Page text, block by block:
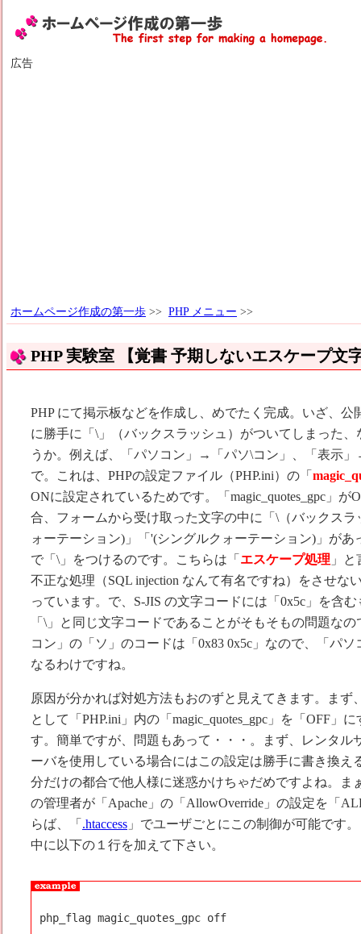
広告
ホームページ作成の第一歩 >> PHP メニュー >>
PHP 実験室 【覚書 予期しないエスケープ文
PHP にて掲示板などを作成し、めでたく完成。いざ、公
に勝手に「\」（バックスラッシュ）がついてしまった
うか。例えば、「パソコン」→「パソ\コン」、「表示
で。これは、PHPの設定ファイル（PHP.ini）の「
ONに設定されているためです。「magic_quotes_gpc」が
合、フォームから受け取った文字の中に「\（バックス
ォーテーション)」「'(シングルクォーテーション)」があ
で「\」をつけるのです。こちらは「 エスケープ処理 」
不正な処理（SQL injection なんて有名ですね）をさせな
っています。で、S-JIS の文字コードには「0x5c」を含
「\」と同じ文字コードであることがそもそもの問題な
コン」の「ソ」のコードは「0x83 0x5c」なので、「パ
なるわけですね。
原因が分かれば対処方法もおのずと見えてきます。まず
として「PHP.ini」内の「magic_quotes_gpc」を「OFF」
す。簡単ですが、問題もあって・・・。まず、レンタル
ーバを使用している場合にはこの設定は勝手に書き換え
分だけの都合で他人様に迷惑かけちゃだめですよね。ま
の管理者が「Apache」の「AllowOverride」の設定を「
らば、「 .htaccess 」でユーザごとにこの制御が可能です。
中に以下の１行を加えて下さい。
php_flag magic_quotes_gpc off